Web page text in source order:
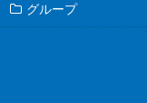
グループ